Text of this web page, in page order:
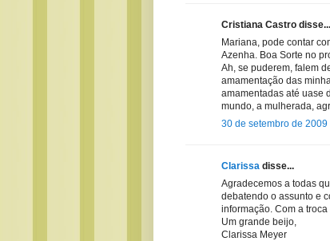
Cristiana Castro disse...
Mariana, pode contar
Azenha. Boa Sorte no
Ah, se puderem, falem
amamentação das
amamentadas até uase
mundo, a mulherada,
30 de setembro de 2009
Clarissa disse...
Agradecemos a todas
debatendo o assunto e
informação. Com a
Um grande beijo,
Clarissa Meyer